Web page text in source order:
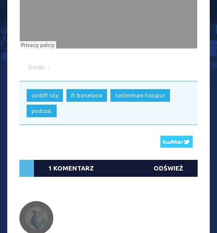
Źródło: -
cardiff city fc barcelona tottenham hotspur
podcast
1 KOMENTARZ ODŚWIEŻ